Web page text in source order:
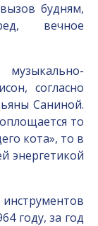
будням,
вечное
согласно
Саниной.
то
кота», то в
энергетикой
году, за год